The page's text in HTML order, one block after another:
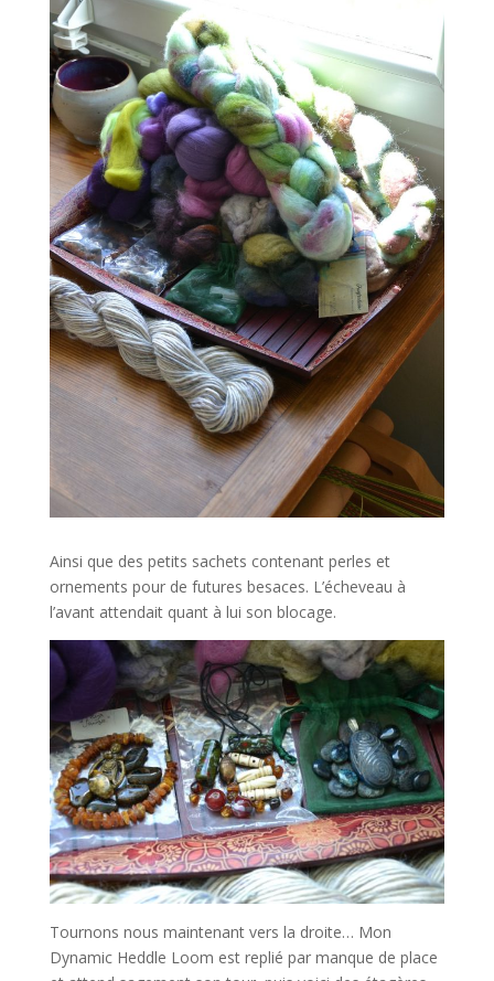
Ainsi que des petits sachets contenant perles et
ornements pour de futures besaces. L’écheveau à
l’avant attendait quant à lui son blocage.
Tournons nous maintenant vers la droite… Mon
Dynamic Heddle Loom est replié par manque de place